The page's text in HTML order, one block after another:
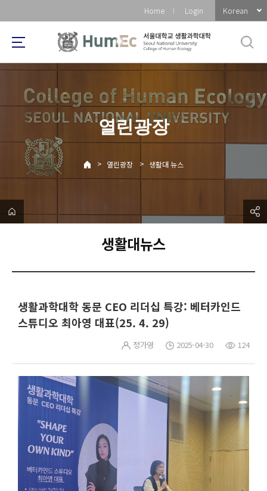
로
메
Home Login Korean
열린광장
> 열린광장 > 생활대 뉴스
생활대뉴스
생활과학대학 동문 CEO 리더십 특강: 베터카인드
스튜디오 최아영 대표(25. 4. 29)
정가영 2025-04-30 124